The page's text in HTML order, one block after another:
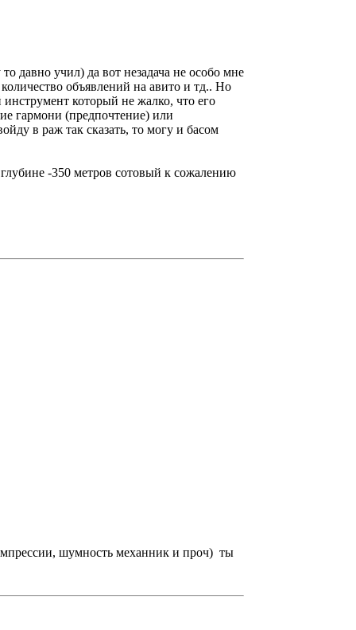
давно учил) да вот незадача не особо мне
объявлений на авито и тд.. Но
который не жалко, что его
гармони (предпочтение) или
в раж так сказать, то могу и басом
-350 метров сотовый к сожалению
шумность механник и проч) ты